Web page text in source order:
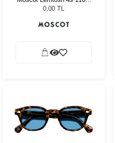
Blue Celebrity Blue
0,00 TL